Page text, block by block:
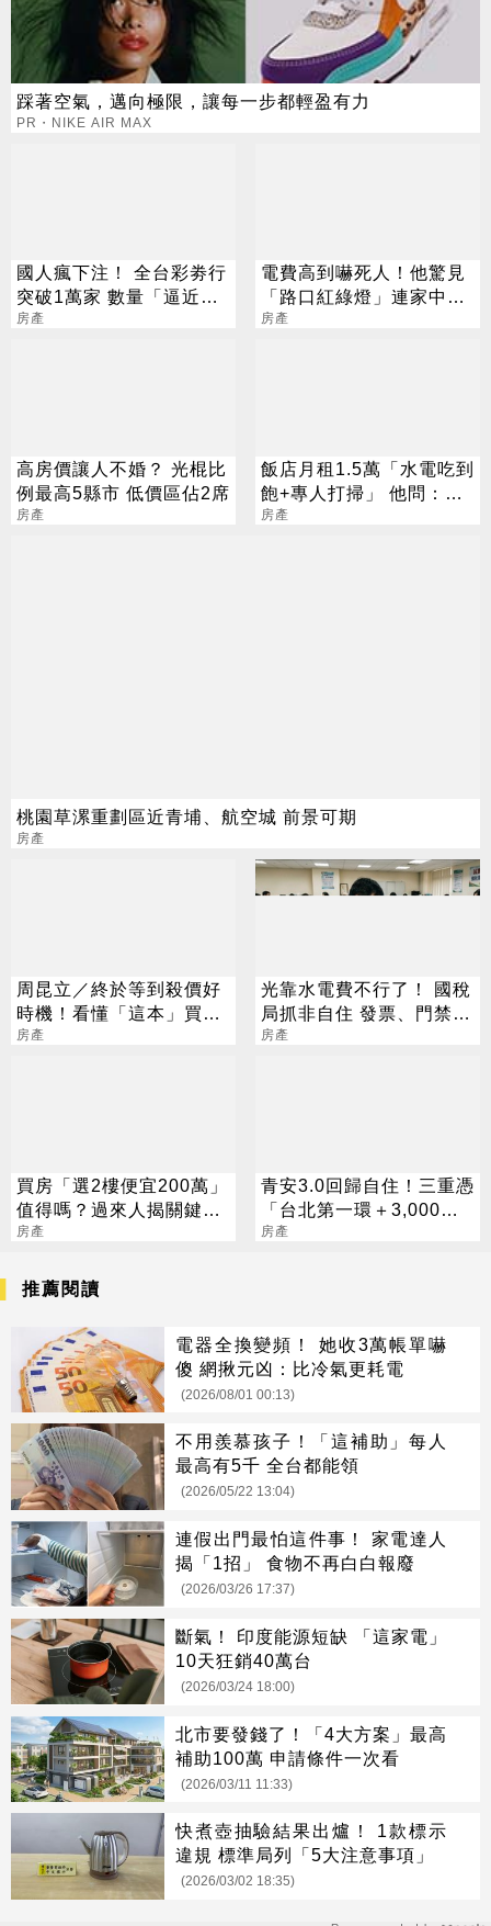
踩著空氣，邁向極限，讓每一步都輕盈有力
PR・NIKE AIR MAX
國人瘋下注！ 全台彩劵行
突破1萬家 數量「逼近直
營超商」
房產
電費高到嚇死人！他驚見
「路口紅綠燈」連家中電
表
房產
高房價讓人不婚？ 光棍比
例最高5縣市 低價區佔2席
房產
飯店月租1.5萬「水電吃到
飽+專人打掃」 他問：幹
嘛買房呢？
房產
桃園草漯重劃區近青埔、航空城 前景可期
房產
周昆立／終於等到殺價好
時機！看懂「這本」買到
便宜屋
房產
光靠水電費不行了！ 國稅
局抓非自住 發票、門禁都
要查
房產
買房「選2樓便宜200萬」
值得嗎？過來人揭關鍵：
看離它有多遠
房產
青安3.0回歸自住！三重憑
「台北第一環＋3,000官
員進駐」撐爆剛需
房產
推薦閱讀
電器全換變頻！ 她收3萬帳單嚇
傻 網揪元凶：比冷氣更耗電
(2026/08/01 00:13)
不用羨慕孩子！「這補助」每人
最高有5千 全台都能領
(2026/05/22 13:04)
連假出門最怕這件事！ 家電達人
揭「1招」 食物不再白白報廢
(2026/03/26 17:37)
斷氣！ 印度能源短缺 「這家電」
10天狂銷40萬台
(2026/03/24 18:00)
北市要發錢了！「4大方案」最高
補助100萬 申請條件一次看
(2026/03/11 11:33)
快煮壺抽驗結果出爐！ 1款標示
違規 標準局列「5大注意事項」
(2026/03/02 18:35)